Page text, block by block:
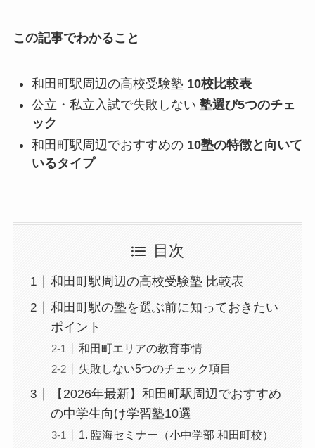
この記事でわかること
和田町駅周辺の高校受験塾 10校比較表
公立・私立入試で失敗しない 塾選び5つのチェ
ック
和田町駅周辺でおすすめの 10塾の特徴と向いて
いるタイプ
目次
和田町駅周辺の高校受験塾 比較表
和田町駅の塾を選ぶ前に知っておきたい
ポイント
和田町エリアの教育事情
失敗しない5つのチェック項目
【2026年最新】和田町駅周辺でおすすめ
の中学生向け学習塾10選
1. 臨海セミナー（小中学部 和田町校）